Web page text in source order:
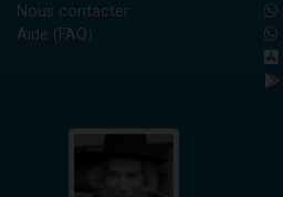
Nous contacter
Aide (FAQ)